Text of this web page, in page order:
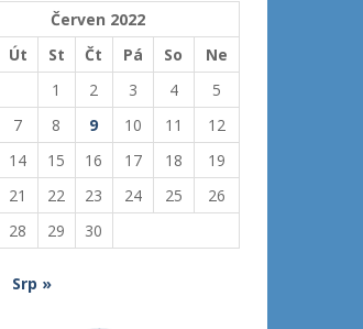
Červen 2022
Út St Čt Pá So
Ne
1
2 3 4
5
7 8 9 10 11
12
14 15 16 17 18
19
21 22 23 24 25
26
28 29 30
Srp »